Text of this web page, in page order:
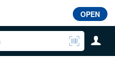
OPEN